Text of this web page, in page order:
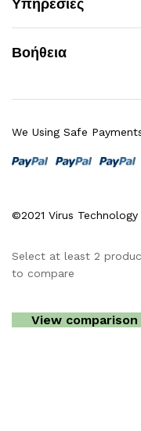
Υπηρεσίες
Βοήθεια
©2021 Virus
We Using Safe
Select at least 2
to compare
View comparison